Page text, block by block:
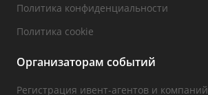
Политика конфиденциальности
Политика cookie
Организаторам событий
Регистрация ивент-агентов и компаний